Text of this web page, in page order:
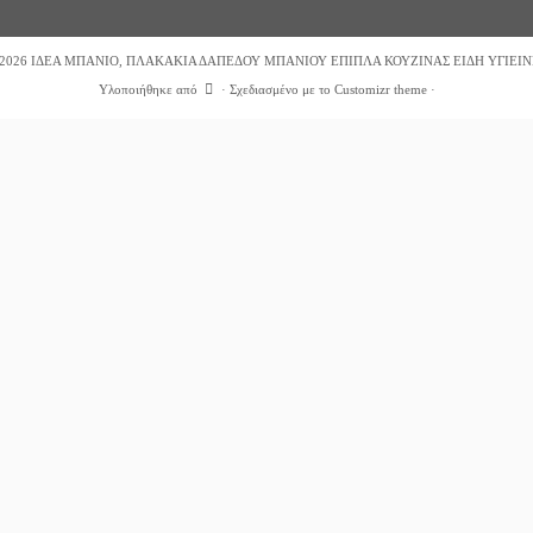
ΙΔΕΑ ΜΠΑΝΙΟ, ΠΛΑΚΑΚΙΑ ΔΑΠΕΔΟΥ ΜΠΑΝΙΟΥ ΕΠΙΠΛΑ ΚΟΥΖΙΝΑΣ ΕΙΔΗ
Υλοποιήθηκε από
· Σχεδιασμένο με το Customizr theme·